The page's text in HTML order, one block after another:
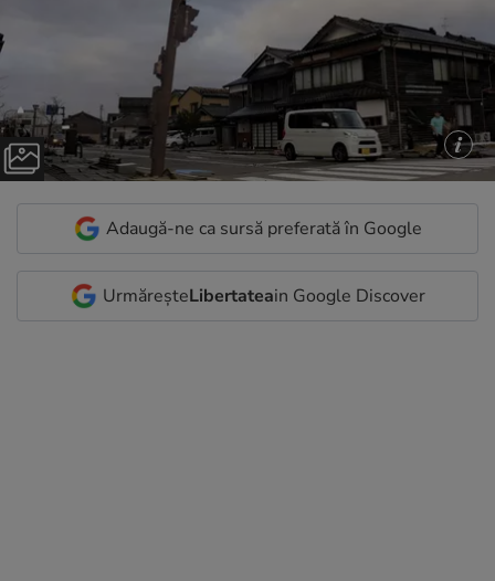
Adaugă-ne ca sursă preferată în Google
UrmăreșteLibertateain Google Discover